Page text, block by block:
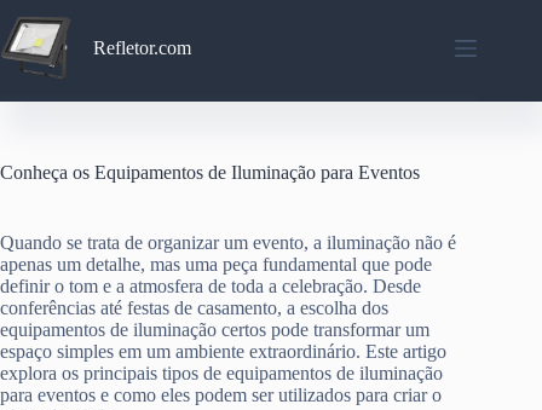
para
o
conteúdo
Refletor.com
Conheça os Equipamentos de Iluminação para Eventos
Quando se trata de organizar um evento, a iluminação não é
apenas um detalhe, mas uma peça fundamental que pode
definir o tom e a atmosfera de toda a celebração. Desde
conferências até festas de casamento, a escolha dos
equipamentos de iluminação certos pode transformar um
espaço simples em um ambiente extraordinário. Este artigo
explora os principais tipos de equipamentos de iluminação
para eventos e como eles podem ser utilizados para criar o